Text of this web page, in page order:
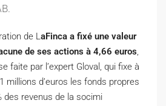
de LaFinca a fixé une valeur
de ses actions à 4,66 euros,
faite par l’expert Gloval, qui fixe à
millions d’euros les fonds propres
des revenus de la socimi